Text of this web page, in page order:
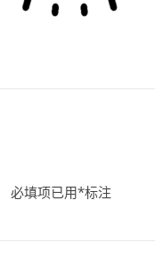
必填项已用*标注